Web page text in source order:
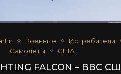
Военные
Истребители
Самолеты
США
FALCON – ВВС